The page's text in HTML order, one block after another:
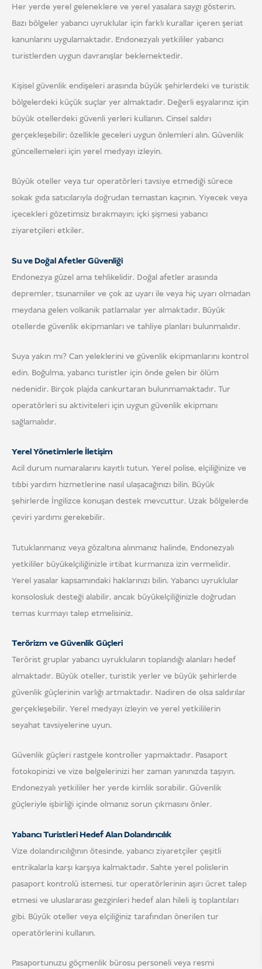
Her yerde yerel geleneklere ve yerel yasalara saygı gösterin.
Bazı bölgeler yabancı uyruklular için farklı kurallar içeren şeriat
kanunlarını uygulamaktadır. Endonezyalı yetkililer yabancı
turistlerden uygun davranışlar beklemektedir.
Kişisel güvenlik endişeleri arasında büyük şehirlerdeki ve turistik
bölgelerdeki küçük suçlar yer almaktadır. Değerli eşyalarınız için
büyük otellerdeki güvenli yerleri kullanın. Cinsel saldırı
gerçekleşebilir; özellikle geceleri uygun önlemleri alın. Güvenlik
güncellemeleri için yerel medyayı izleyin.
Büyük oteller veya tur operatörleri tavsiye etmediği sürece
sokak gıda satıcılarıyla doğrudan temastan kaçının. Yiyecek veya
içecekleri gözetimsiz bırakmayın; içki şişmesi yabancı
ziyaretçileri etkiler.
Su ve Doğal Afetler Güvenliği
Endonezya güzel ama tehlikelidir. Doğal afetler arasında
depremler, tsunamiler ve çok az uyarı ile veya hiç uyarı olmadan
meydana gelen volkanik patlamalar yer almaktadır. Büyük
otellerde güvenlik ekipmanları ve tahliye planları bulunmalıdır.
Suya yakın mı? Can yeleklerini ve güvenlik ekipmanlarını kontrol
edin. Boğulma, yabancı turistler için önde gelen bir ölüm
nedenidir. Birçok plajda cankurtaran bulunmamaktadır. Tur
operatörleri su aktiviteleri için uygun güvenlik ekipmanı
sağlamalıdır.
Yerel Yönetimlerle İletişim
Acil durum numaralarını kayıtlı tutun. Yerel polise, elçiliğinize ve
tıbbi yardım hizmetlerine nasıl ulaşacağınızı bilin. Büyük
şehirlerde İngilizce konuşan destek mevcuttur. Uzak bölgelerde
çeviri yardımı gerekebilir.
Tutuklanmanız veya gözaltına alınmanız halinde, Endonezyalı
yetkililer büyükelçiliğinizle irtibat kurmanıza izin vermelidir.
Yerel yasalar kapsamındaki haklarınızı bilin. Yabancı uyruklular
konsolosluk desteği alabilir, ancak büyükelçiliğinizle doğrudan
temas kurmayı talep etmelisiniz.
Terörizm ve Güvenlik Güçleri
Terörist gruplar yabancı uyrukluların toplandığı alanları hedef
almaktadır. Büyük oteller, turistik yerler ve büyük şehirlerde
güvenlik güçlerinin varlığı artmaktadır. Nadiren de olsa saldırılar
gerçekleşebilir. Yerel medyayı izleyin ve yerel yetkililerin
seyahat tavsiyelerine uyun.
Güvenlik güçleri rastgele kontroller yapmaktadır. Pasaport
fotokopinizi ve vize belgelerinizi her zaman yanınızda taşıyın.
Endonezyalı yetkililer her yerde kimlik sorabilir. Güvenlik
güçleriyle işbirliği içinde olmanız sorun çıkmasını önler.
Yabancı Turistleri Hedef Alan Dolandırıcılık
Vize dolandırıcılığının ötesinde, yabancı ziyaretçiler çeşitli
entrikalarla karşı karşıya kalmaktadır. Sahte yerel polislerin
pasaport kontrolü istemesi, tur operatörlerinin aşırı ücret talep
etmesi ve uluslararası gezginleri hedef alan hileli iş toplantıları
gibi. Büyük oteller veya elçiliğiniz tarafından önerilen tur
operatörlerini kullanın.
Pasaportunuzu göçmenlik bürosu personeli veya resmi